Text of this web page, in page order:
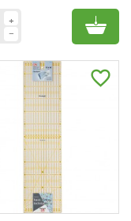
Add
favorite_border